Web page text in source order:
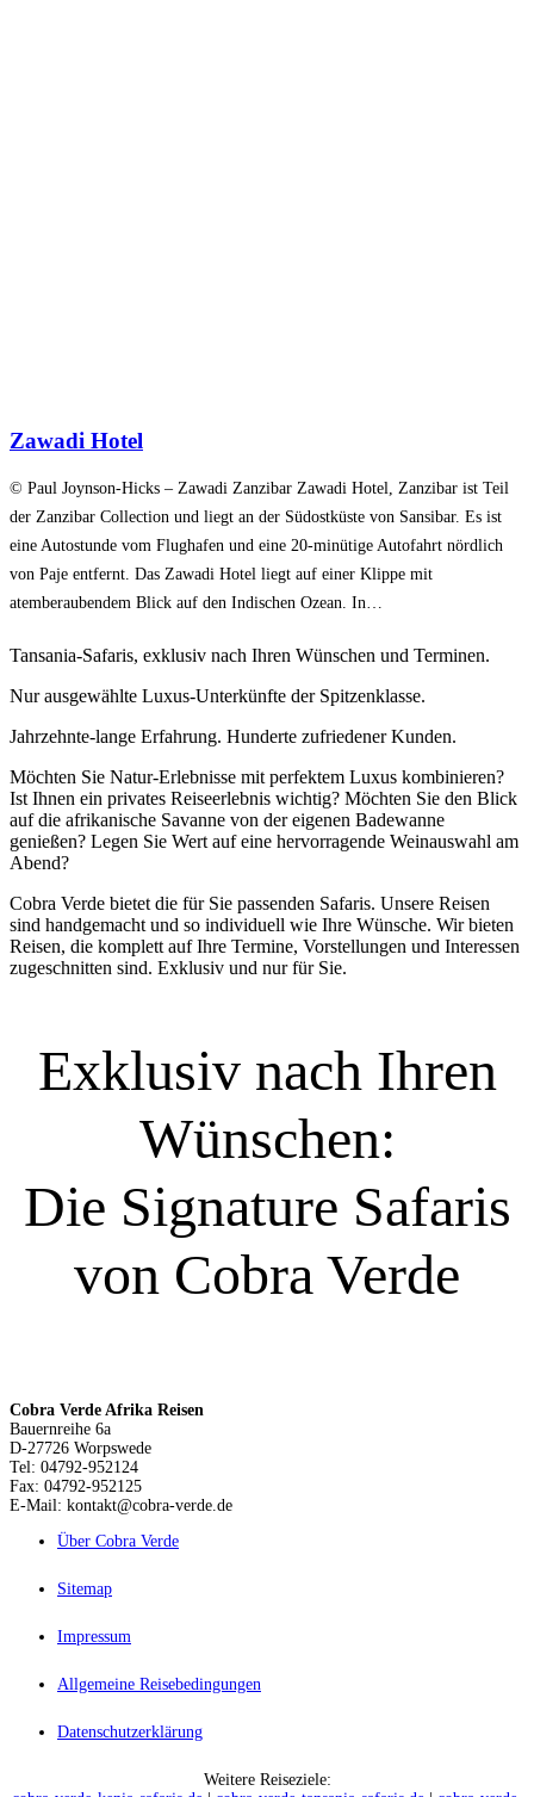
Zawadi Hotel
© Paul Joynson-Hicks – Zawadi Zanzibar Zawadi Hotel, Zanzibar ist Teil
der Zanzibar Collection und liegt an der Südostküste von Sansibar. Es ist
eine Autostunde vom Flughafen und eine 20-minütige Autofahrt nördlich
von Paje entfernt. Das Zawadi Hotel liegt auf einer Klippe mit
atemberaubendem Blick auf den Indischen Ozean. In…
Tansania-Safaris, exklusiv nach Ihren Wünschen und Terminen.
Nur ausgewählte Luxus-Unterkünfte der Spitzenklasse.
Jahrzehnte-lange Erfahrung. Hunderte zufriedener Kunden.
Möchten Sie Natur-Erlebnisse mit perfektem Luxus kombinieren?
Ist Ihnen ein privates Reiseerlebnis wichtig? Möchten Sie den Blick
auf die afrikanische Savanne von der eigenen Badewanne
genießen? Legen Sie Wert auf eine hervorragende Weinauswahl am
Abend?
Cobra Verde bietet die für Sie passenden Safaris. Unsere Reisen
sind handgemacht und so individuell wie Ihre Wünsche. Wir bieten
Reisen, die komplett auf Ihre Termine, Vorstellungen und Interessen
zugeschnitten sind. Exklusiv und nur für Sie.
Exklusiv nach Ihren
Wünschen:
Die Signature Safaris
von Cobra Verde
Cobra Verde Afrika Reisen
Bauernreihe 6a
D-27726 Worpswede
Tel: 04792-952124
Fax: 04792-952125
E-Mail: kontakt@cobra-verde.de
Über Cobra Verde
Sitemap
Impressum
Allgemeine Reisebedingungen
Datenschutzerklärung
Weitere Reiseziele: